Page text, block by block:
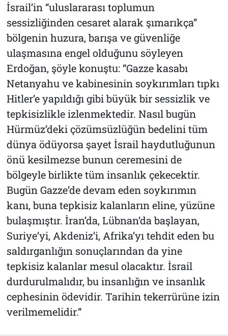
İsrail’in “uluslararası toplumun
sessizliğinden cesaret alarak şımarıkça”
bölgenin huzura, barışa ve güvenliğe
ulaşmasına engel olduğunu söyleyen
Erdoğan, şöyle konuştu: “Gazze kasabı
Netanyahu ve kabinesinin soykırımları tıpkı
Hitler’e yapıldığı gibi büyük bir sessizlik ve
tepkisizlikle izlenmektedir. Nasıl bugün
Hürmüz’deki çözümsüzlüğün bedelini tüm
dünya ödüyorsa şayet İsrail haydutluğunun
önü kesilmezse bunun ceremesini de
bölgeyle birlikte tüm insanlık çekecektir.
Bugün Gazze’de devam eden soykırımın
kanı, buna tepkisiz kalanların eline, yüzüne
bulaşmıştır. İran’da, Lübnan’da başlayan,
Suriye’yi, Akdeniz’i, Afrika’yı tehdit eden bu
saldırganlığın sonuçlarından da yine
tepkisiz kalanlar mesul olacaktır. İsrail
durdurulmalıdır, bu insanlığın ve insanlık
cephesinin ödevidir. Tarihin tekerrürüne izin
verilmemelidir.”